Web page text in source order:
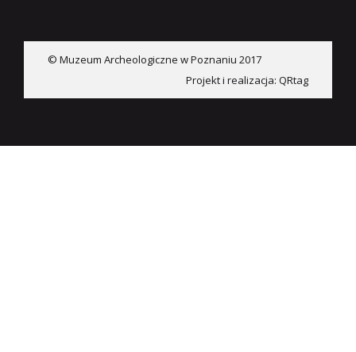
© Muzeum Archeologiczne w Poznaniu 2017
Projekt i realizacja: QRtag